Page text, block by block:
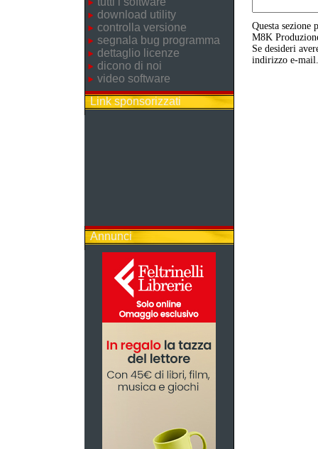
download utility
controlla versione
segnala bug programma
dettaglio licenze
dicono di noi
video software
Link sponsorizzati
Annunci
Questa
M8K
Se desideri
indirizzo e-mail.